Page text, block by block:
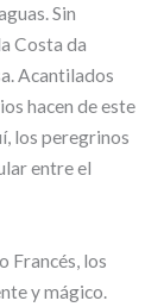
Sin
Costa da
Acantilados
hacen de este
los peregrinos
entre el
Francés, los
y mágico.